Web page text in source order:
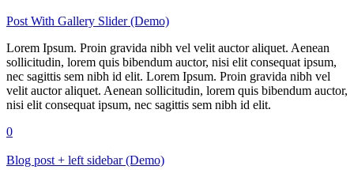
Post With Gallery Slider (Demo)
Lorem Ipsum. Proin gravida nibh vel velit auctor aliquet. Aenean
sollicitudin, lorem quis bibendum auctor, nisi elit consequat ipsum,
nec sagittis sem nibh id elit. Lorem Ipsum. Proin gravida nibh vel
velit auctor aliquet. Aenean sollicitudin, lorem quis bibendum auctor,
nisi elit consequat ipsum, nec sagittis sem nibh id elit.
0
Blog post + left sidebar (Demo)